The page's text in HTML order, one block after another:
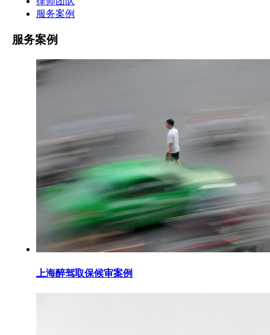
服务案例
服务案例
上海醉驾取保候审案例